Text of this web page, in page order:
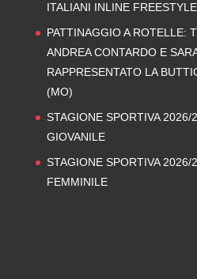
ITALIANI INLINE
PATTINAGGIO A ROTELLE:
ANDREA CONTARDO E
RAPPRESENTATO LA
(MO)
STAGIONE SPORTIVA 2026/
GIOVANILE
STAGIONE SPORTIVA
FEMMINILE